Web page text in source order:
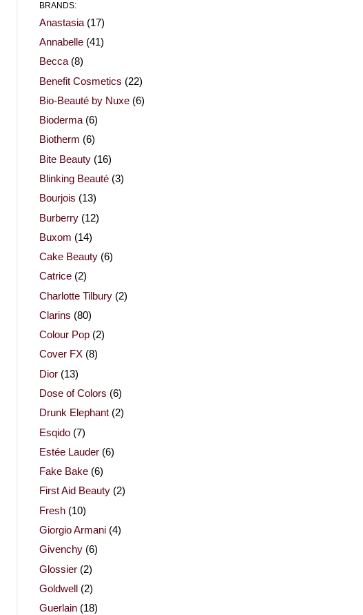
BRANDS:
Anastasia (17)
Annabelle (41)
Becca (8)
Benefit Cosmetics (22)
Bio-Beauté by Nuxe (6)
Bioderma (6)
Biotherm (6)
Bite Beauty (16)
Blinking Beauté (3)
Bourjois (13)
Burberry (12)
Buxom (14)
Cake Beauty (6)
Catrice (2)
Charlotte Tilbury (2)
Clarins (80)
Colour Pop (2)
Cover FX (8)
Dior (13)
Dose of Colors (6)
Drunk Elephant (2)
Esqido (7)
Estée Lauder (6)
Fake Bake (6)
First Aid Beauty (2)
Fresh (10)
Giorgio Armani (4)
Givenchy (6)
Glossier (2)
Goldwell
(2)
Guerlain (18)